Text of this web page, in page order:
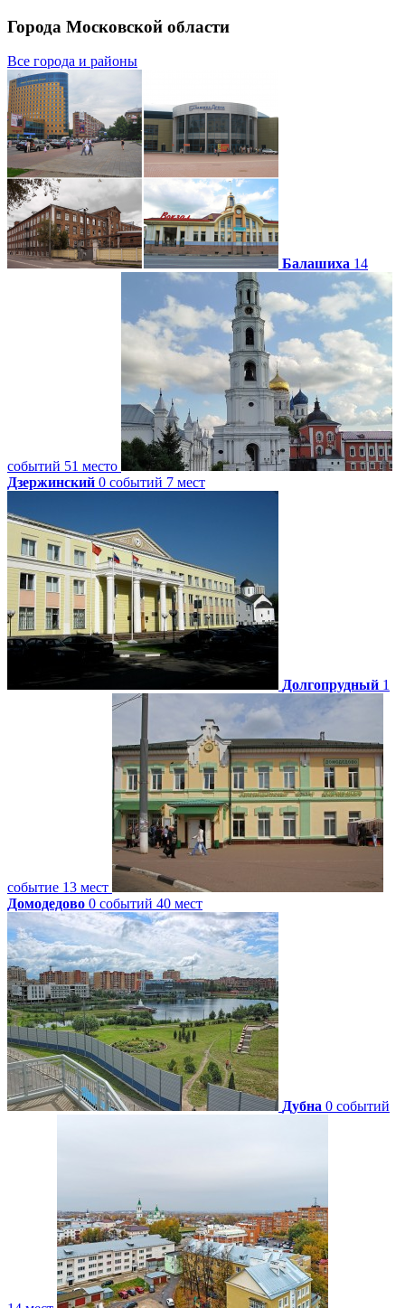
Города Московской области
Все города и районы
Балашиха 14
событий 51 место
Дзержинский 0 событий 7 мест
Долгопрудный 1
событие 13 мест
Домодедово 0 событий 40 мест
Дубна 0 событий